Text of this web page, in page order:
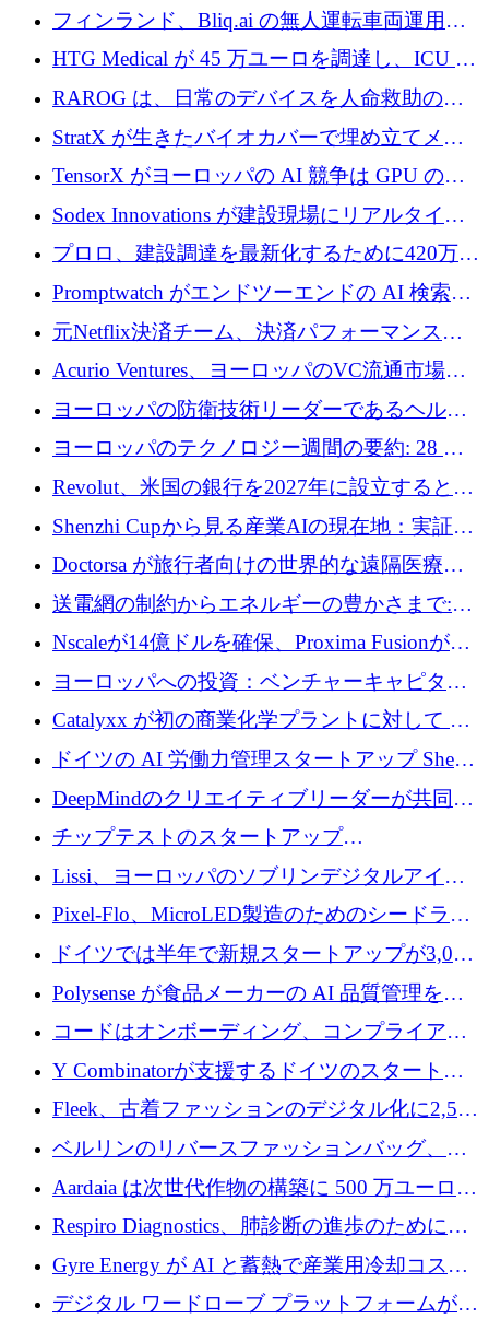
が 7 億ドルを調達
フィンランド、Bliq.ai の無人運転車両運用を
認可
HTG Medical が 45 万ユーロを調達し、ICU の
尿モニタリングを自動化するための MDR 認
証を獲得
RAROG は、日常のデバイスを人命救助の救
助ビーコンに変えるために 16 万 2,000 ユーロ
StratX が生きたバイオカバーで埋め立てメタ
ン対策に 119 万ドルを調達
TensorX がヨーロッパの AI 競争は GPU の所
有者によって決まると考える理由
Sodex Innovations が建設現場にリアルタイム
のインテリジェンスをもたらすために 400 万
ユーロを確保
プロロ、建設調達を最新化するために420万ポ
ンドを調達
Promptwatch がエンドツーエンドの AI 検索最
適化プラットフォームを拡張するために 600
万ユーロを調達
元Netflix決済チーム、決済パフォーマンスプ
ラットフォームNopanのためにこれまでに720
万ユーロを調達
Acurio Ventures、ヨーロッパのVC流通市場の
流動性を解放するために1億1,500万ユーロの
ファンドを立ち上げる
ヨーロッパの防衛技術リーダーであるヘルシ
ングは、180億ドルの評価額で18億ドルのシリ
ヨーロッパのテクノロジー週間の要約: 28 億
ユーロを超える 70 以上のテクノロジー資金調
Revolut、米国の銀行を2027年に設立すると米
国の社長が語る
Shenzhi Cupから見る産業AIの現在地：実証と
産業実装への道筋
Doctorsa が旅行者向けの世界的な遠隔医療プ
ラットフォームを拡大するために 100 万ユー
ロを調達
送電網の制約からエネルギーの豊かさまで:
Envision の Gobi X がヨーロッパの AI の未来
にどのように貢献できるか
Nscaleが14億ドルを確保、Proxima Fusionが4
億1,100万ユーロを獲得、Invest EuropeはVCの
ヨーロッパへの投資：ベンチャーキャピタル
が過去2番目に高い水準に到達
Catalyxx が初の商業化学プラントに対して EU
から 2,000 万ユーロ以上の支援を獲得
ドイツの AI 労働力管理スタートアップ Sherpa
がプレシードで 220 万ドルを調達
DeepMindのクリエイティブリーダーが共同設
立したAIライティングのスタートアップが
1,300万ドルのシード投資を調達
チップテストのスタートアップ
QuantumDiamondsが株式資金で1,500万ユーロ
を調達
Lissi、ヨーロッパのソブリンデジタルアイデ
ンティティの未来を推進するために350万ユー
Pixel-Flo、MicroLED製造のためのシードラウ
ンドで525万ポンドを獲得
ドイツでは半年で新規スタートアップが3,000
社という記録を目の当たりにし、涙を流すハ
ンブルク
Polysense が食品メーカーの AI 品質管理を拡
張するために 1,070 万ドルを調達
コードはオンボーディング、コンプライアン
ス、支払いを統合するために 640 万ポンドを
Y Combinatorが支援するドイツのスタートア
ップFintoが340万ドルを調達、シリコンバレ
ーではなくミュンヘンを選んだと語る
Fleek、古着ファッションのデジタル化に2,500
万ドルを確保
ベルリンのリバースファッションバッグ、繊
維仕分け規模拡大に7桁の資金調達
Aardaia は次世代作物の構築に 500 万ユーロを
寄付
Respiro Diagnostics、肺診断の進歩のために
100 万ポンドを確保
Gyre Energy が AI と蓄熱で産業用冷却コスト
を削減するために 130 万ドルを調達
デジタル ワードローブ プラットフォームが